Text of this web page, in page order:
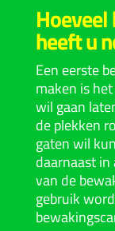
heeft u
Een eerste
maken is
wil gaan
de plekken
gaten wil
daarnaast
van de
gebruik